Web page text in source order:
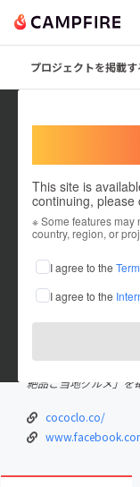
プロジェクトを掲載
This site is
continuing, please
※ Some features
country, region, or
I agree to the
I agree to the
これまでに3回支援
在住国：日本 現在地
出身国：日本 出身地
株式会社ココクロは
いたしました。お申
絶品ご当地グルメ」を
cococlo.co/